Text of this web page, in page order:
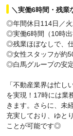
＼実働6時間・残
◎年間休日114日／火
◎実働6時間（10時出
◎残業ほぼなしで、
◎女性スタッフが約
◎白馬グループの安
「不動産業界は忙し
を実現！17時には業
きます。さらに、未
充実しており、ゆと
ことが可能です◎